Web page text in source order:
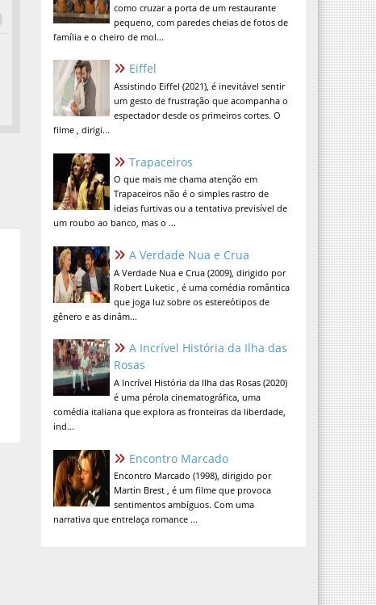
como cruzar a porta de um restaurante
pequeno, com paredes cheias de fotos de
família e o cheiro de mol...
Eiffel
Assistindo Eiffel (2021), é inevitável sentir
um gesto de frustração que acompanha o
espectador desde os primeiros cortes. O
filme , dirigi...
Trapaceiros
O que mais me chama atenção em
Trapaceiros não é o simples rastro de
ideias furtivas ou a tentativa previsível de
um roubo ao banco, mas o ...
A Verdade Nua e Crua
A Verdade Nua e Crua (2009), dirigido por
Robert Luketic , é uma comédia romântica
que joga luz sobre os estereótipos de
gênero e as dinâm...
A Incrível História da Ilha das
Rosas
A Incrível História da Ilha das Rosas (2020)
é uma pérola cinematográfica, uma
comédia italiana que explora as fronteiras da liberdade,
ind...
Encontro Marcado
Encontro Marcado (1998), dirigido por
Martin Brest , é um filme que provoca
sentimentos ambíguos. Com uma
narrativa que entrelaça romance ...